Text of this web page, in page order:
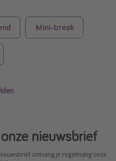
Mini-break
nieuwsbrief
ontvang je regelmatig onze